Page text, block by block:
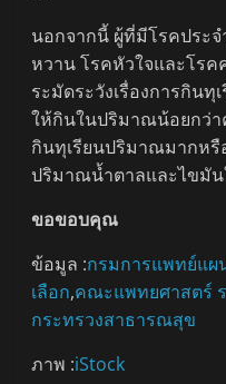
นอกจากนี้ ผู้ที่มีโรคประ
หวาน โรคหัวใจและโร
ระมัดระวังเรื่องการกิน
ให้กินในปริมาณน้อยกว่า
กินทุเรียนปริมาณมากหรื
ปริมาณน้ำตาลและไขมัน
ขอขอบคุณ
ข้อมูล :กรมการแพทย์แผ
เลือก,คณะแพทยศาสตร์
กระทรวงสาธารณสุข
ภาพ :iStock